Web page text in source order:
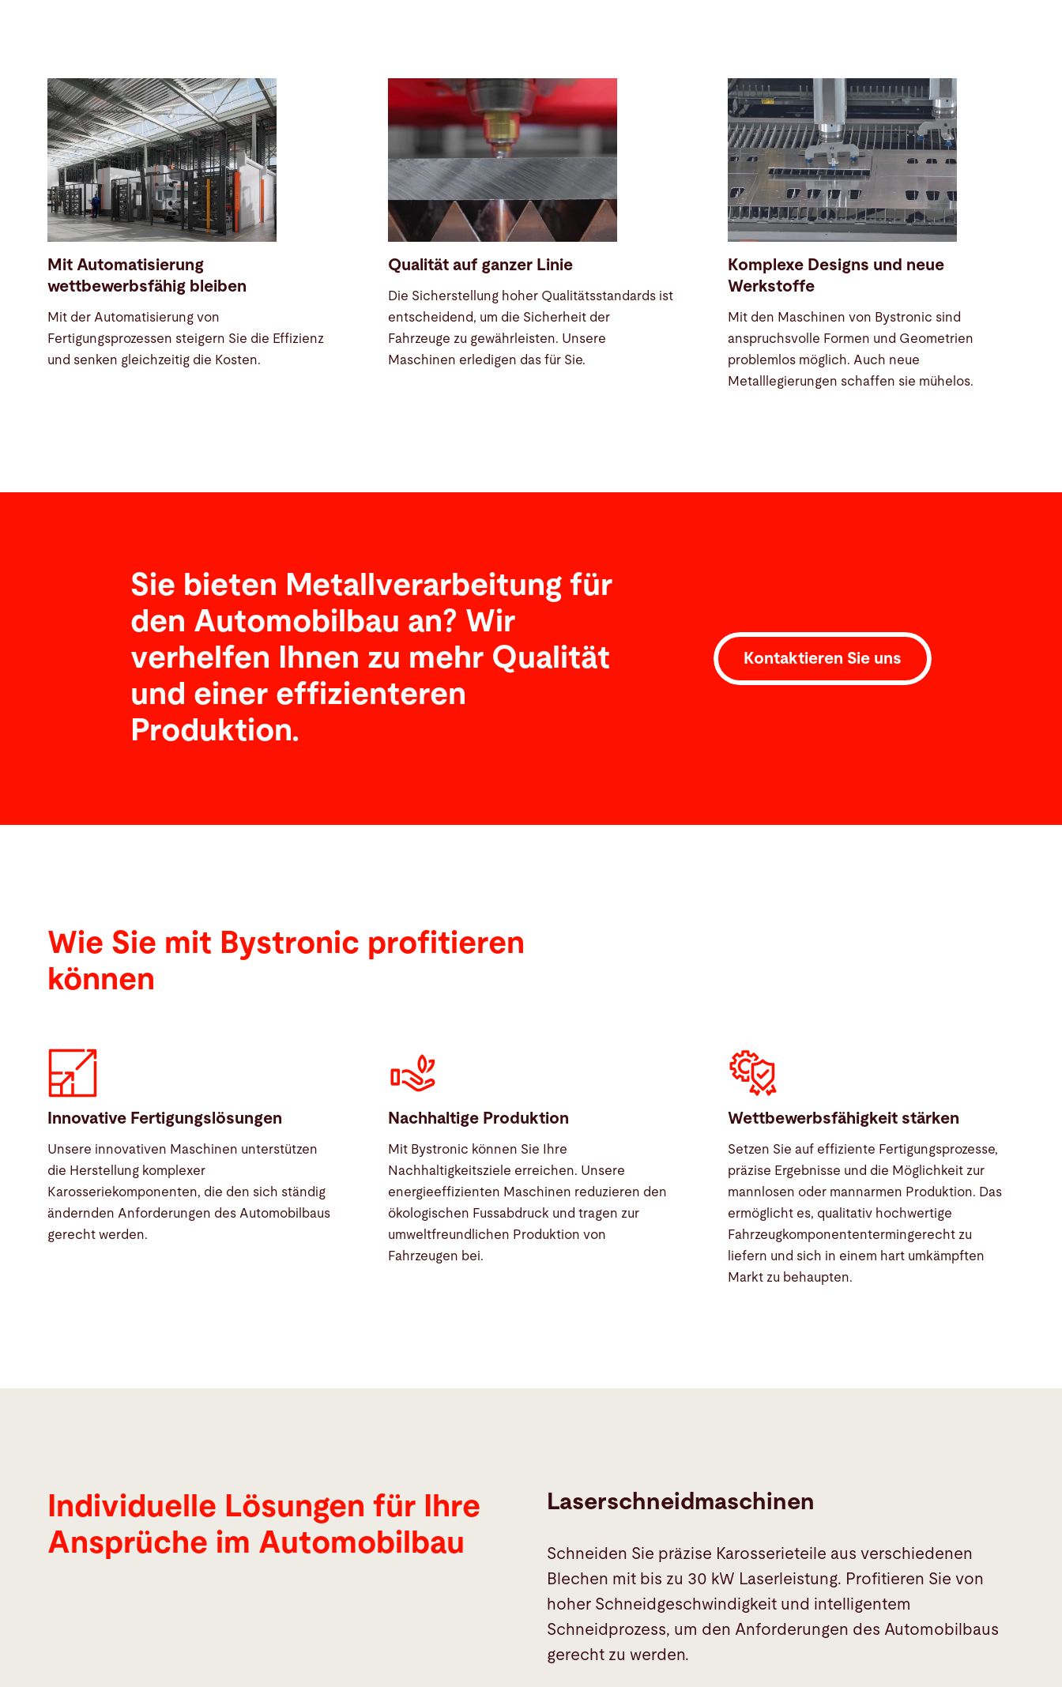
Mit Automatisierung
wettbewerbsfähig bleiben
Mit der Automatisierung von
Fertigungsprozessen steigern Sie die Effizienz
und senken gleichzeitig die Kosten.
Qualität auf ganzer Linie
Die Sicherstellung hoher Qualitätsstandards ist
entscheidend, um die Sicherheit der
Fahrzeuge zu gewährleisten. Unsere
Maschinen erledigen das für Sie.
Komplexe Designs und neue
Werkstoffe
Mit den Maschinen von Bystronic sind
anspruchsvolle Formen und Geometrien
problemlos möglich. Auch neue
Metalllegierungen schaffen sie mühelos.
Sie bieten Metallverarbeitung für
den Automobilbau an? Wir
verhelfen Ihnen zu mehr Qualität
und einer effizienteren
Produktion.
Kontaktieren Sie uns
Wie Sie mit Bystronic profitieren
können
Innovative Fertigungslösungen
Unsere innovativen Maschinen unterstützen
die Herstellung komplexer
Karosseriekomponenten, die den sich ständig
ändernden Anforderungen des Automobilbaus
gerecht werden.
Nachhaltige Produktion
Mit Bystronic können Sie Ihre
Nachhaltigkeitsziele erreichen. Unsere
energieeffizienten Maschinen reduzieren den
ökologischen Fussabdruck und tragen zur
umweltfreundlichen Produktion von
Fahrzeugen bei.
Wettbewerbsfähigkeit stärken
Setzen Sie auf effiziente Fertigungsprozesse,
präzise Ergebnisse und die Möglichkeit zur
mannlosen oder mannarmen Produktion. Das
ermöglicht es, qualitativ hochwertige
Fahrzeugkomponententermingerecht zu
liefern und sich in einem hart umkämpften
Markt zu behaupten.
Individuelle Lösungen für Ihre
Ansprüche im Automobilbau
Laserschneidmaschinen
Schneiden Sie präzise Karosserieteile aus verschiedenen
Blechen mit bis zu 30 kW Laserleistung. Profitieren Sie von
hoher Schneidgeschwindigkeit und intelligentem
Schneidprozess, um den Anforderungen des Automobilbaus
gerecht zu werden.